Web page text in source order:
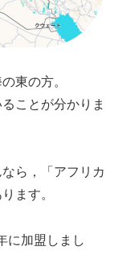
東の方。
ことが分かりま
ら，「アフリカ
ます。
に加盟しまし